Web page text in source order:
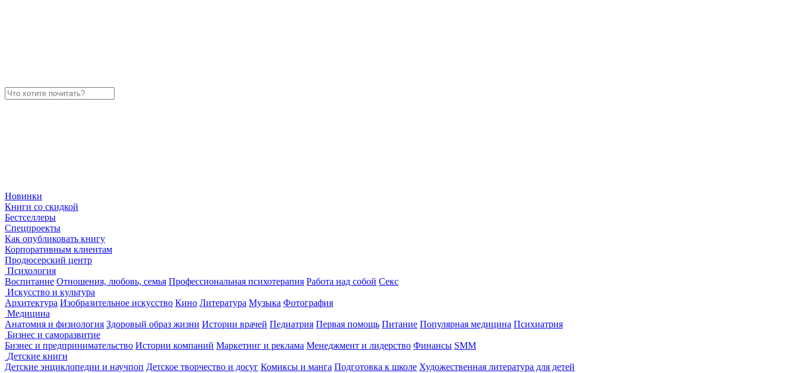
Новинки
Книги со скидкой
Бестселлеры
Спецпроекты
Как опубликовать книгу
Корпоративным клиентам
Продюсерский центр
Психология
Воспитание Отношения, любовь, семья Профессиональная психотерапия Работа над собой Секс
Искусство и культура
Архитектура Изобразительное искусство Кино Литература Музыка Фотография
Медицина
Анатомия и физиология Здоровый образ жизни Истории врачей Педиатрия Первая помощь Питание Популярная медицина Психиатрия
Бизнес и саморазвитие
Бизнес и предпринимательство Истории компаний Маркетинг и реклама Менеджмент и лидерство Финансы SMM
Детские книги
Детские энциклопедии и научпоп Детское творчество и досуг Комиксы и манга Подготовка к школе Художественная литература для детей